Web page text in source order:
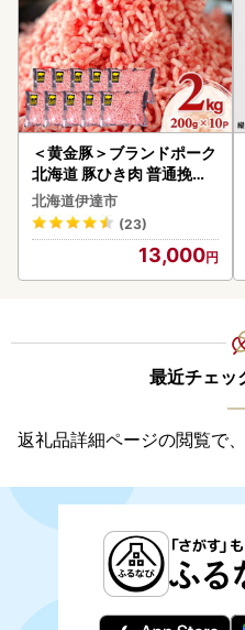
＜黄金豚＞ブランドポーク
北海道 豚ひき肉 普通挽き
200g 10パック 計2kg
北海道伊達市
(23)
13,000
最近チェッ
返礼品詳細ページの閲覧で